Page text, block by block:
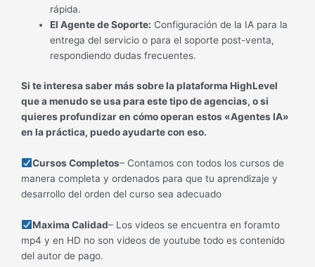
rápida.
El Agente de Soporte: Configuración de la IA para la
entrega del servicio o para el soporte post-venta,
respondiendo dudas frecuentes.
Si te interesa saber más sobre la plataforma HighLevel
que a menudo se usa para este tipo de agencias, o si
quieres profundizar en cómo operan estos «Agentes IA»
en la práctica, puedo ayudarte con eso.
Cursos Completos– Contamos con todos los cursos de
manera completa y ordenados para que tu aprendizaje y
desarrollo del orden del curso sea adecuado
Maxima Calidad– Los videos se encuentra en foramto
mp4 y en HD no son videos de youtube todo es contenido
del autor de pago.